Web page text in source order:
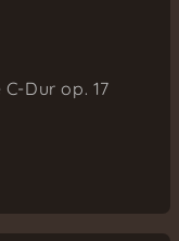
Dur op. 17